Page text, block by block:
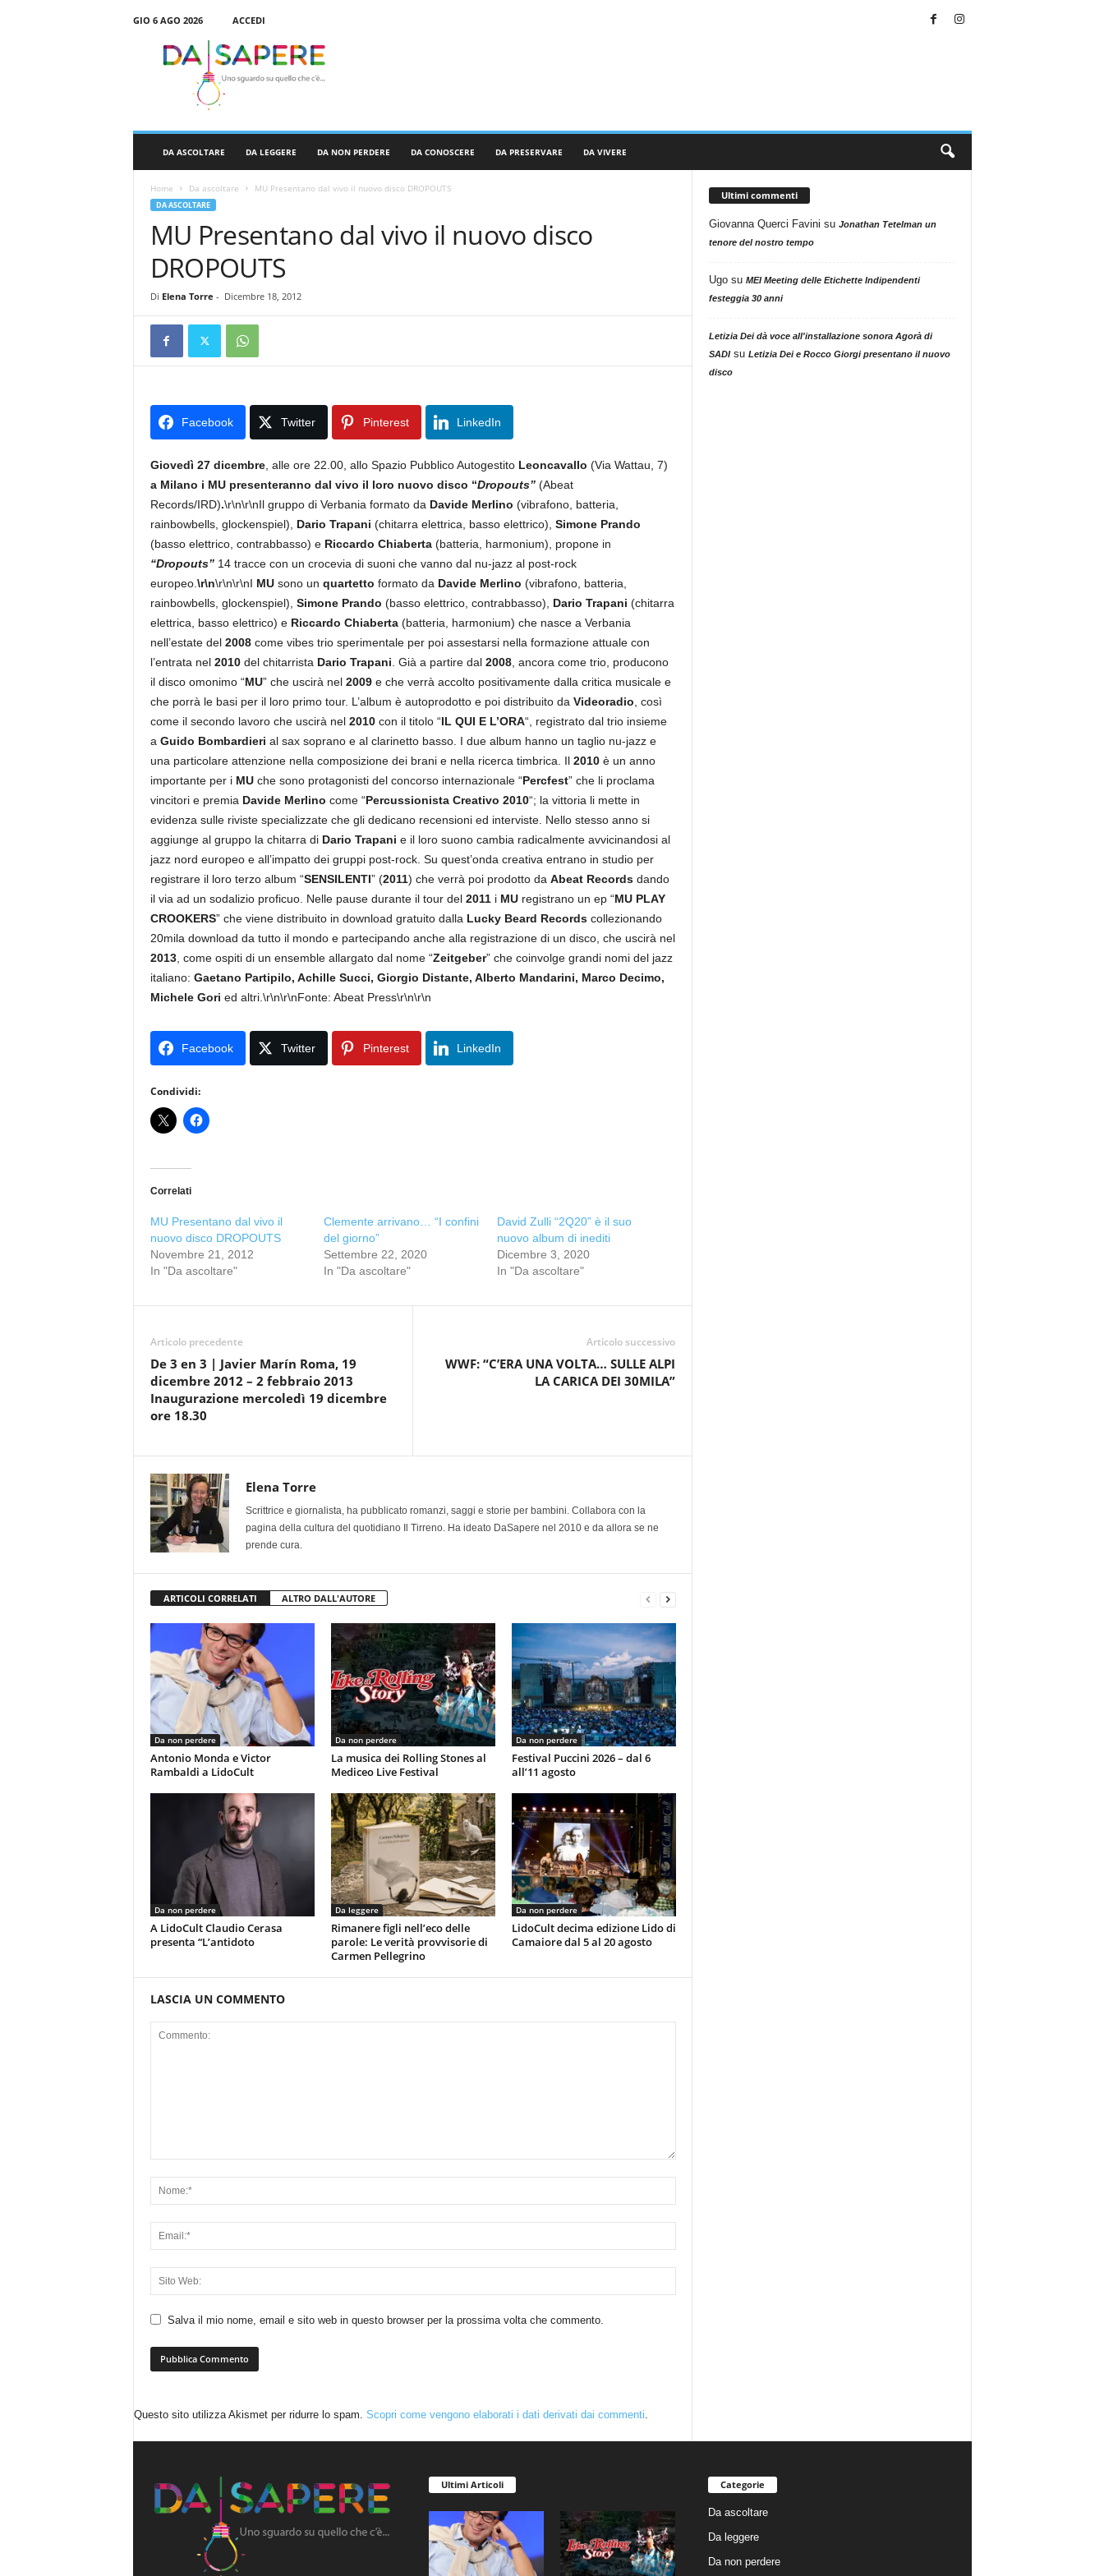
GIO 6 AGO 2026
ACCEDI
DA ASCOLTARE DA LEGGERE DA NON PERDERE DA CONOSCERE DA PRESERVARE DA VIVERE
Home Da ascoltare MU Presentano dal vivo il nuovo disco DROPOUTS
DA ASCOLTARE
MU Presentano dal vivo il nuovo disco
DROPOUTS
Di Elena Torre - Dicembre 18, 2012
Facebook Twitter Pinterest LinkedIn
Giovedì 27 dicembre, alle ore 22.00, allo Spazio Pubblico Autogestito Leoncavallo (Via Wattau, 7)
a Milano i MU presenteranno dal vivo il loro nuovo disco “Dropouts” (Abeat
Records/IRD).\r\n\r\nIl gruppo di Verbania formato da Davide Merlino (vibrafono, batteria,
rainbowbells, glockenspiel), Dario Trapani (chitarra elettrica, basso elettrico), Simone Prando
(basso elettrico, contrabbasso) eRiccardo Chiaberta(batteria, harmonium), propone in
“Dropouts”14 tracce con un crocevia di suoni che vanno dal nu-jazz al post-rock
europeo. \r\n\r\n\r\nI MU sono un quartetto formato da Davide Merlino (vibrafono, batteria,
rainbowbells, glockenspiel), Simone Prando (basso elettrico, contrabbasso), Dario Trapani (chitarra
elettrica, basso elettrico) e Riccardo Chiaberta(batteria, harmonium) che nasce a Verbania
nell’estate del 2008come vibes trio sperimentale per poi assestarsi nella formazione attuale con
l’entrata nel 2010del chitarrista Dario Trapani . Già a partire dal 2008, ancora come trio, producono
il disco omonimo “MU” che uscirà nel2009e che verrà accolto positivamente dalla critica musicale e
che porrà le basi per il loro primo tour. L’album è autoprodotto e poi distribuito da Videoradio , così
come il secondo lavoro che uscirà nel2010con il titolo “IL QUI E L’ORA“, registrato dal trio insieme
a Guido Bombardieri al sax soprano e al clarinetto basso. I due album hanno un taglio nu-jazz e
una particolare attenzione nella composizione dei brani e nella ricerca timbrica. Il 2010è un anno
importante per i MUche sono protagonisti del concorso internazionale “Percfest” che li proclama
vincitori e premia Davide Merlino come “Percussionista Creativo 2010“; la vittoria li mette in
evidenza sulle riviste specializzate che gli dedicano recensioni ed interviste. Nello stesso anno si
aggiunge al gruppo la chitarra di Dario Trapani e il loro suono cambia radicalmente avvicinandosi al
jazz nord europeo e all’impatto dei gruppi post-rock. Su quest’onda creativa entrano in studio per
registrare il loro terzo album “SENSILENTI” (2011) che verrà poi prodotto da Abeat Recordsdando
il via ad un sodalizio proficuo. Nelle pause durante il tour del 2011i MUregistrano un ep “MU PLAY
CROOKERS” che viene distribuito in download gratuito dalla Lucky Beard Records collezionando
20mila download da tutto il mondo e partecipando anche alla registrazione di un disco, che uscirà nel
2013, come ospiti di un ensemble allargato dal nome “Zeitgeber” che coinvolge grandi nomi del jazz
italiano: Gaetano Partipilo, Achille Succi, Giorgio Distante, Alberto Mandarini, Marco Decimo,
Michele Gori ed altri.\r\n\r\nFonte: Abeat Press\r\n\r\n
Facebook Twitter Pinterest LinkedIn
Condividi:
Correlati
MU Presentano dal vivo il
nuovo disco DROPOUTS
Novembre 21, 2012
In "Da ascoltare"
Clemente arrivano… “I confini
del giorno”
Settembre 22, 2020
In "Da ascoltare"
David Zulli “2Q20” è il suo
nuovo album di inediti
Dicembre 3, 2020
In "Da ascoltare"
Articolo precedente
De 3 en 3 | Javier Marín Roma, 19
dicembre 2012 – 2 febbraio 2013
Inaugurazione mercoledì 19 dicembre
ore 18.30
Articolo successivo
WWF: “C’ERA UNA VOLTA… SULLE ALPI
LA CARICA DEI 30MILA”
Elena Torre
Scrittrice e giornalista, ha pubblicato romanzi, saggi e storie per bambini. Collabora con la
pagina della cultura del quotidiano Il Tirreno. Ha ideato DaSapere nel 2010 e da allora se ne
prende cura.
ARTICOLI CORRELATI ALTRO DALL'AUTORE
Da non perdere
Antonio Monda e Victor
Rambaldi a LidoCult
Da non perdere
La musica dei Rolling Stones al
Mediceo Live Festival
Da non perdere
Festival Puccini 2026 – dal 6
all’11 agosto
Da non perdere
A LidoCult Claudio Cerasa
presenta “L’antidoto
Da leggere
Rimanere figli nell’eco delle
parole: Le verità provvisorie di
Carmen Pellegrino
Da non perdere
LidoCult decima edizione Lido di
Camaiore dal 5 al 20 agosto
LASCIA UN COMMENTO
Salva il mio nome, email e sito web in questo browser per la prossima volta che commento.
Questo sito utilizza Akismet per ridurre lo spam. Scopri come vengono elaborati i dati derivati dai commenti.
Ultimi commenti
Giovanna Querci Favini su Jonathan Tetelman un
tenore del nostro tempo
Ugosu MEI Meeting delle Etichette Indipendenti
festeggia 30 anni
Letizia Dei dà voce all'installazione sonora Agorà di
SADIsu Letizia Dei e Rocco Giorgi presentano il nuovo
disco
Ultimi Articoli Categorie
Da ascoltare
Da leggere
Da non perdere